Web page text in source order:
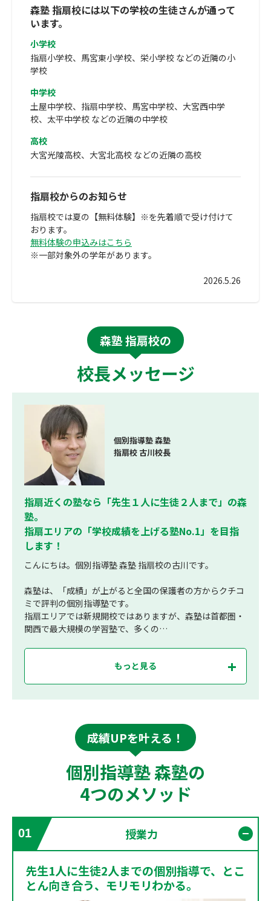
森塾 指扇校には以下の学校の生徒さんが通って
います。
小学校
指扇小学校、馬宮東小学校、栄小学校 などの近隣の小
学校
中学校
土屋中学校、指扇中学校、馬宮中学校、大宮西中学
校、太平中学校 などの近隣の中学校
高校
大宮光陵高校、大宮北高校 などの近隣の高校
指扇校からのお知らせ
指扇校では夏の【無料体験】※を先着順で受け付けて
おります。
無料体験の申込みはこちら
※一部対象外の学年があります。
2026.5.26
森塾 指扇校の
校長メッセージ
個別指導塾 森塾
指扇校 古川校長
指扇近くの塾なら「先生１人に生徒２人まで」の森
塾。
指扇エリアの「学校成績を上げる塾No.1」を目指
します！
こんにちは。個別指導塾 森塾 指扇校の古川です。
森塾は、「成績」が上がると全国の保護者の方からクチコ
ミで評判の個別指導塾です。
指扇エリアでは新規開校ではありますが、森塾は首都圏・
関西で最大規模の学習塾で、多くの…
もっと見る
成績UPを叶える！
個別指導塾 森塾の
4つのメソッド
01 授業力
先生1人に生徒2人までの個別指導で、とこ
とん向き合う、モリモリわかる。